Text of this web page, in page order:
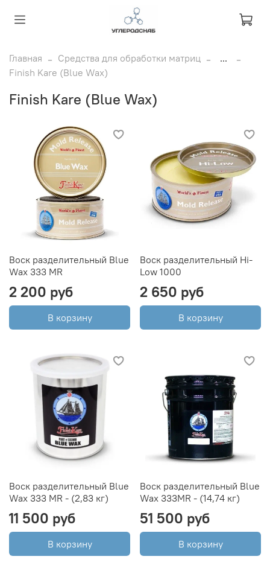
Главная Средства для обработки матриц
...
Finish Kare (Blue Wax)
Finish Kare (Blue Wax)
Воск разделительный Blue
Wax 333 MR
2 200 руб
В корзину
Воск разделительный Hi-
Low 1000
2 650 руб
В корзину
Воск разделительный Blue
Wax 333 MR - (2,83 кг)
11 500 руб
В корзину
Воск разделительный Blue
Wax 333MR - (14,74 кг)
51 500 руб
В корзину